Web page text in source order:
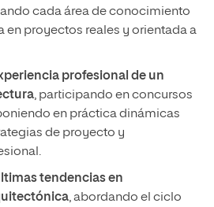
cada área de conocimiento
en proyectos reales y orientada a
profesional de un
, participando en concursos
en práctica dinámicas
de proyecto y
tendencias en
, abordando el ciclo